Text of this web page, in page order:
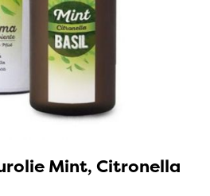
Mint, Citronella